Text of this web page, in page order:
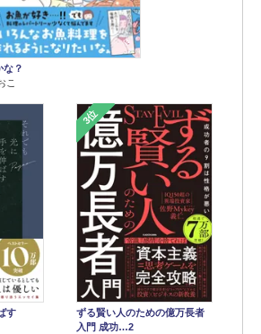
な？
こ
す
3位
ずる賢い人のための億万長者
入門 成功…2